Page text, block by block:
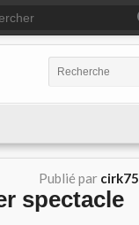
Publié par cirk75
spectacle